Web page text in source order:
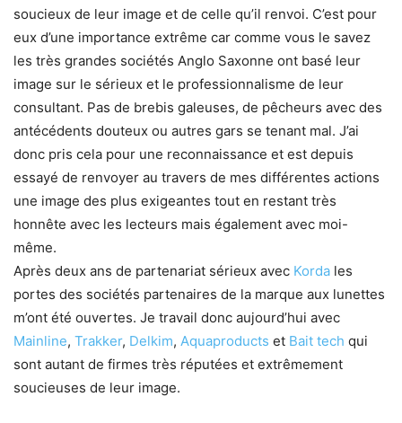
soucieux de leur image et de celle qu’il renvoi. C’est pour
eux d’une importance extrême car comme vous le savez
les très grandes sociétés Anglo Saxonne ont basé leur
image sur le sérieux et le professionnalisme de leur
consultant. Pas de brebis galeuses, de pêcheurs avec des
antécédents douteux ou autres gars se tenant mal. J’ai
donc pris cela pour une reconnaissance et est depuis
essayé de renvoyer au travers de mes différentes actions
une image des plus exigeantes tout en restant très
honnête avec les lecteurs mais également avec moi-
même.
Après deux ans de partenariat sérieux avec Korda les
portes des sociétés partenaires de la marque aux lunettes
m’ont été ouvertes. Je travail donc aujourd’hui avec
Mainline, Trakker, Delkim, Aquaproducts et Bait tech qui
sont autant de firmes très réputées et extrêmement
soucieuses de leur image.